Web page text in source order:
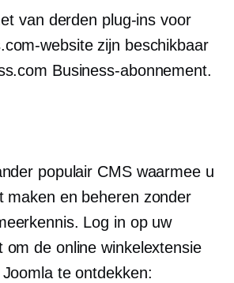
van derden plug-ins voor
website zijn beschikbaar
Business-abonnement.
populair CMS waarmee u
maken en beheren zonder
Log in op uw
om de online winkelextensie
te ontdekken: